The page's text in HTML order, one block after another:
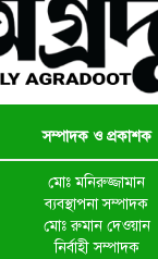
সম্পাদক ও প্রকাশক
মোঃ মনিরুজ্জামান
ব্যবস্থাপনা সম্পাদক
মোঃ রুমান দেওয়ান
নির্বাহী সম্পাদক